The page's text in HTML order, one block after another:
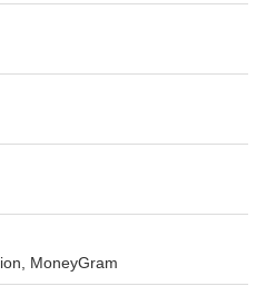
MoneyGram